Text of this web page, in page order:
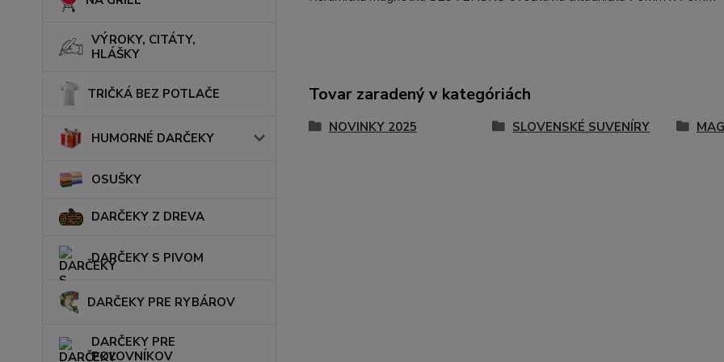
VÝROKY, CITÁTY,
HLÁŠKY
TRIČKÁ BEZ POTLAČE
HUMORNÉ DARČEKY
OSUŠKY
DARČEKY Z DREVA
DARČEKY S PIVOM
DARČEKY PRE RYBÁROV
DARČEKY PRE
POĽOVNÍKOV
Tovar zaradený v kategóriách
NOVINKY 2025 SLOVENSKÉ SUVENÍRY